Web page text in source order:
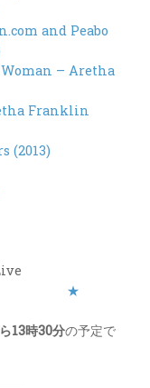
and Peabo
– Aretha
Franklin
(2013)
★
13時30分の予定で